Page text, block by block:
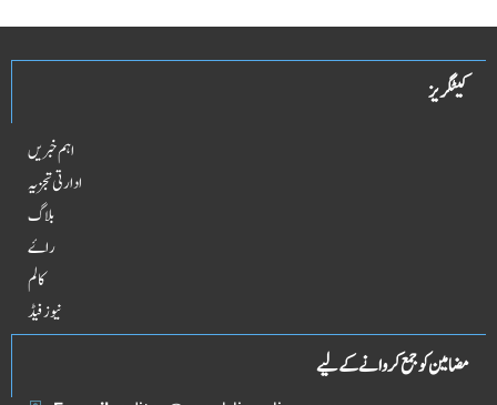
کیٹگریز
اہم خبریں
ادارتی تجزیہ
بلاگ
راۓ
کالم
نیوز فیڈ
مضامین کو جمع کروانے کے لیے